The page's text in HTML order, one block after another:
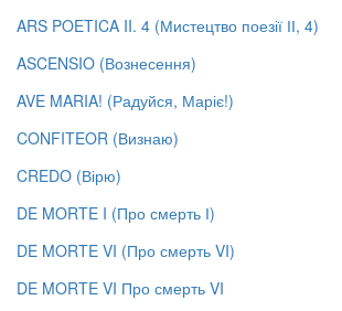
ARS POETICA II. 4 (Мистецтво поезії ІІ, 4)
ASCENSIO (Вознесення)
AVE MARIA! (Радуйся, Маріє!)
CONFITEOR (Визнаю)
CREDO (Вірю)
DE MORTE I (Про смерть І)
DE MORTE VI (Про смерть VI)
DE MORTE VI Про смерть VI